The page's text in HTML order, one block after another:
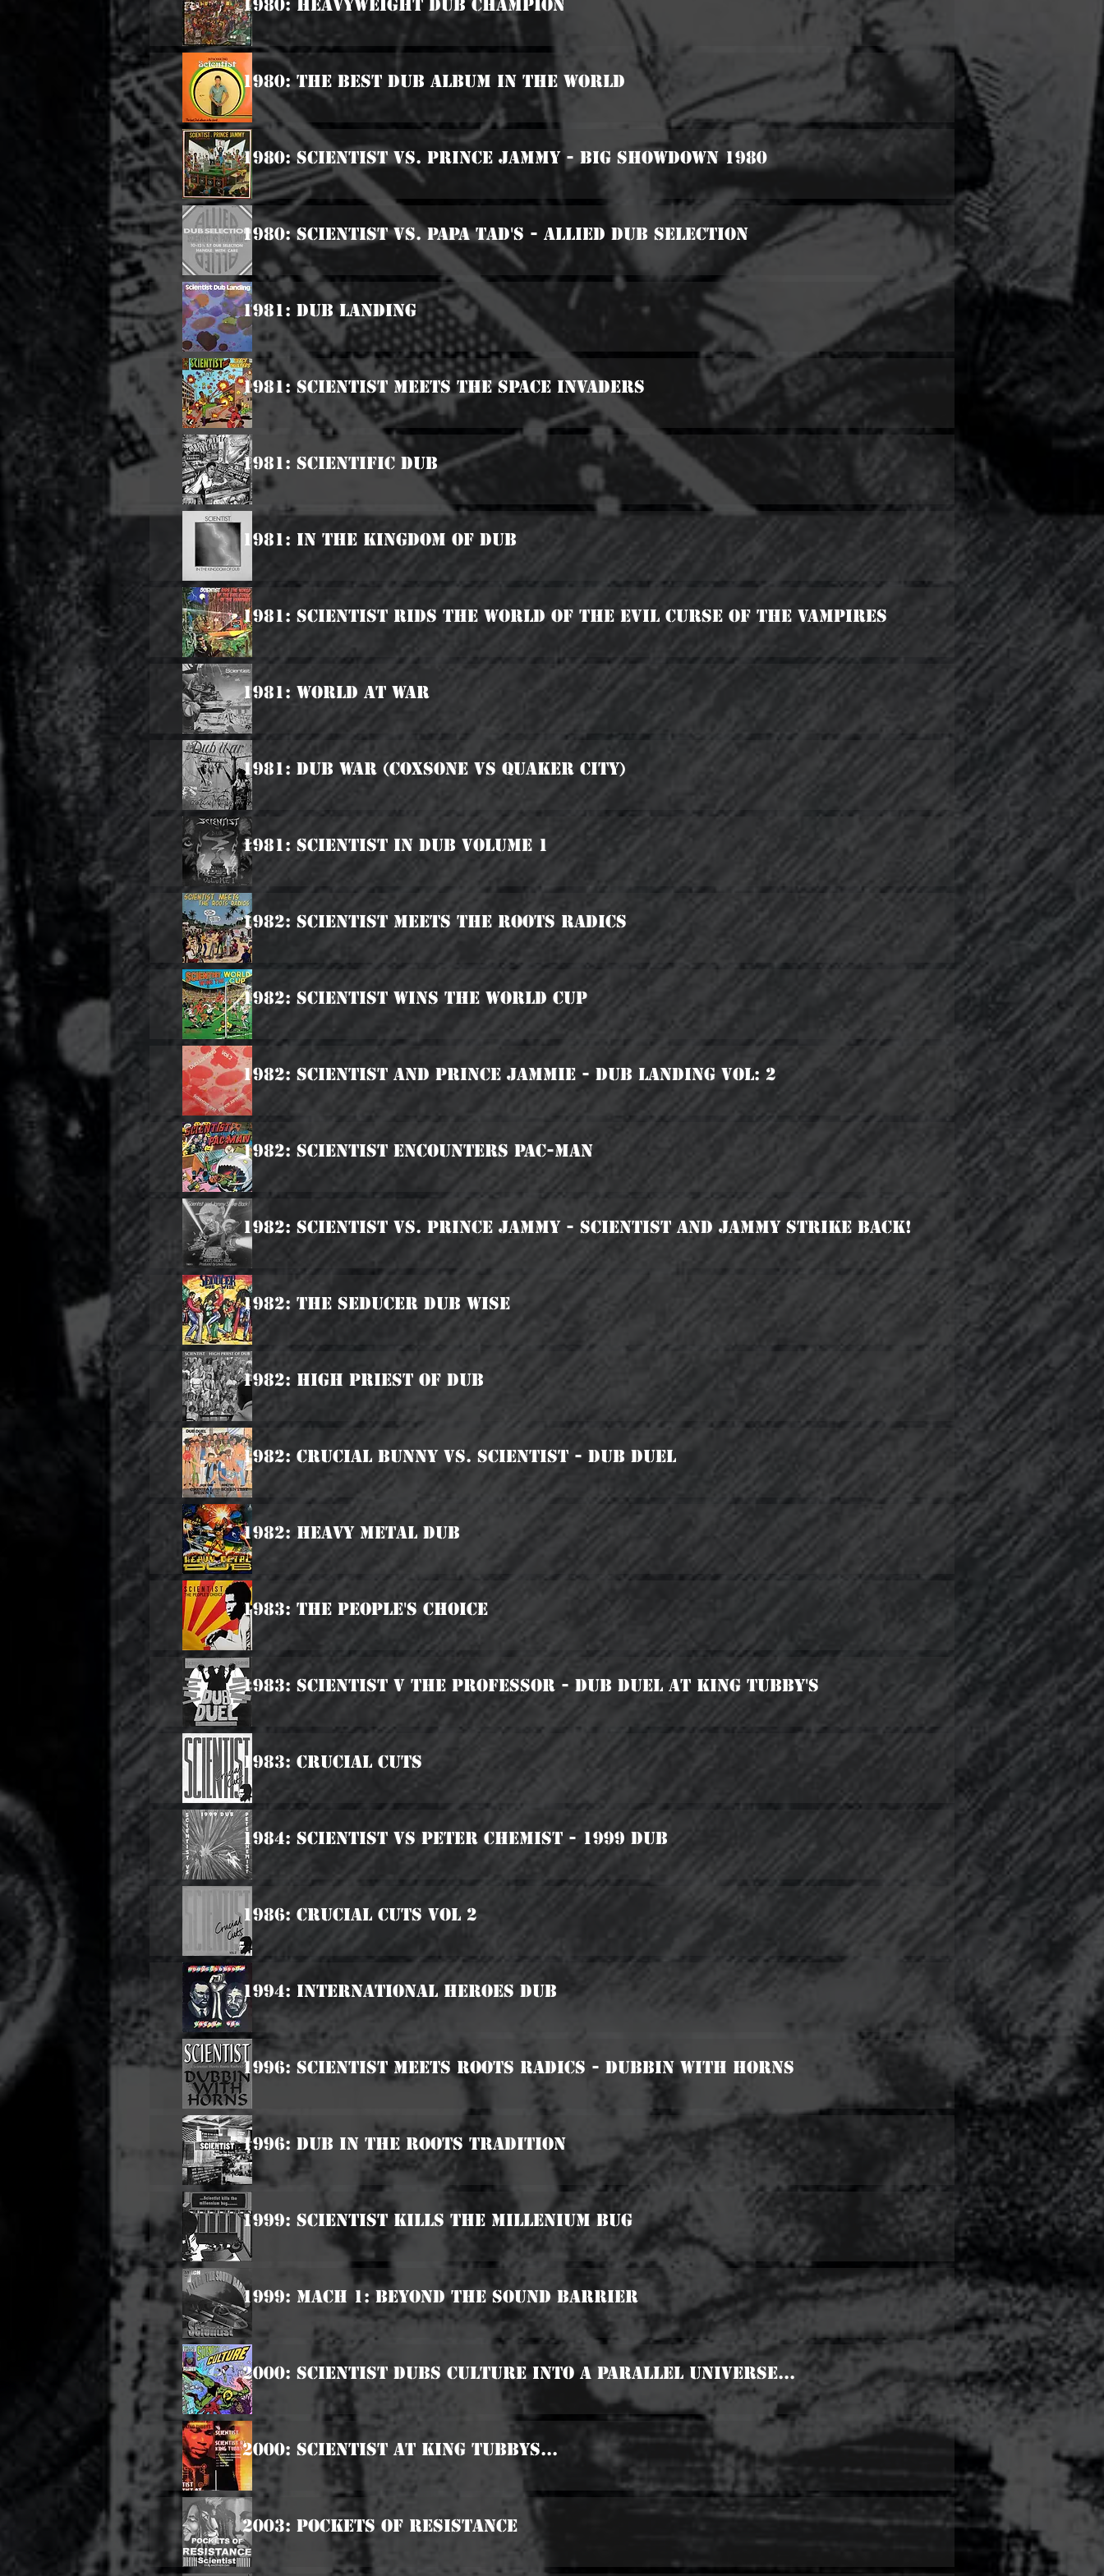
1980: Heavyweight Dub Champion
1980: The Best Dub Album In The World
1980: Scientist Vs. Prince Jammy - Big Showdown 1980
1980: Scientist Vs. Papa Tad's - Allied Dub Selection
1981: Dub Landing
1981: Scientist Meets The Space Invaders
1981: Scientific Dub
1981: In The Kingdom Of Dub
1981: Scientist Rids The World Of The Evil Curse Of The Vampires
1981: World At War
1981: Dub War (Coxsone vs Quaker City)
1981: Scientist In Dub Volume 1
1982: Scientist Meets The Roots Radics
1982: Scientist Wins The World Cup
1982: Scientist And Prince Jammie - Dub Landing Vol: 2
1982: Scientist Encounters Pac-Man
1982: Scientist Vs. Prince Jammy - Scientist And Jammy Strike Back!
1982: The Seducer Dub Wise
1982: High Priest Of Dub
1982: Crucial Bunny Vs. Scientist - Dub Duel
1982: Heavy Metal Dub
1983: The People's Choice
1983: Scientist v The Professor - Dub Duel At King Tubby's
1983: Crucial Cuts
1984: Scientist vs Peter Chemist - 1999 Dub
1986: Crucial Cuts Vol 2
1994: International Heroes Dub
1996: Scientist Meets Roots Radics - Dubbin With Horns
1996: Dub In The Roots Tradition
1999: Scientist Kills The Millenium Bug
1999: Mach 1: Beyond The Sound Barrier
2000: Scientist Dubs Culture Into A parallel Universe...
2000: Scientist At King Tubbys...
2003: Pockets Of Resistance